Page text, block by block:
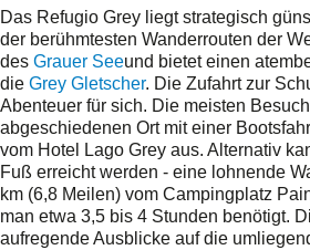
Das Refugio Grey liegt strategisch
der berühmtesten Wanderrouten der
des Grauer Seeund bietet einen
die Grey Gletscher. Die Zufahrt zur
Abenteuer für sich. Die meisten
abgeschiedenen Ort mit einer
vom Hotel Lago Grey aus. Alternativ
Fuß erreicht werden - eine lohnende
km (6,8 Meilen) vom Campingplatz
man etwa 3,5 bis 4 Stunden benötigt.
aufregende Ausblicke auf die